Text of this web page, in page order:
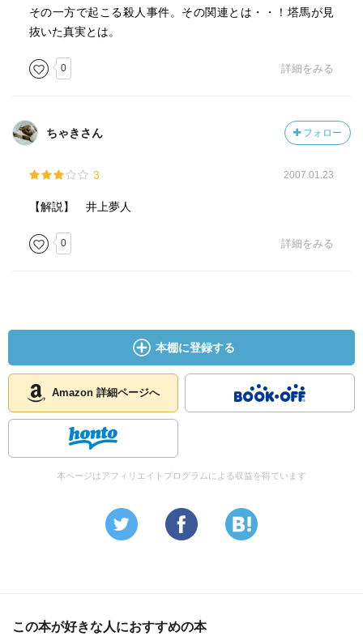
その一方で起こる殺人事件。その関連とは・・！塔馬が見
抜いた真実とは。
0 詳細をみる
ちゃきさん フォロー
3 2007.01.23
【解説】 井上夢人
0 詳細をみる
本棚に登録する
Amazon 詳細ページへ
本ページはアフィリエイトプログラムによる収益を得ています
この本が好きな人におすすめの本